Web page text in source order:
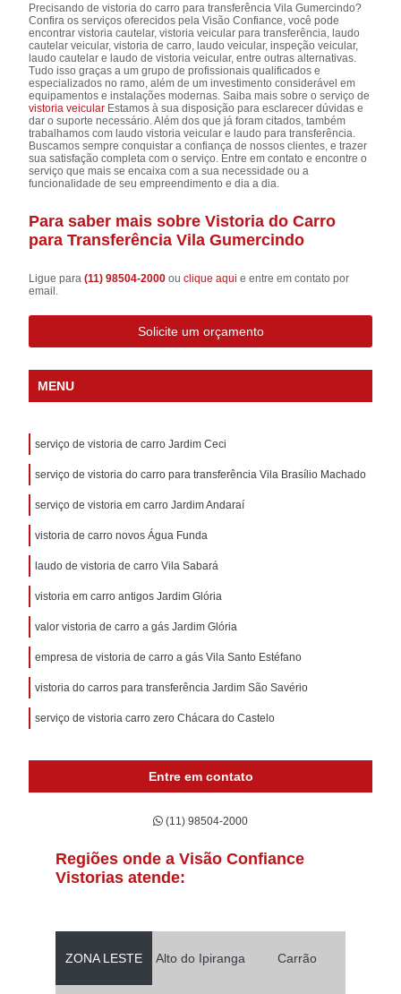
Precisando de vistoria do carro para transferência Vila Gumercindo?
Confira os serviços oferecidos pela Visão Confiance, você pode
encontrar vistoria cautelar, vistoria veicular para transferência, laudo
cautelar veicular, vistoria de carro, laudo veicular, inspeção veicular,
laudo cautelar e laudo de vistoria veicular, entre outras alternativas.
Tudo isso graças a um grupo de profissionais qualificados e
especializados no ramo, além de um investimento considerável em
equipamentos e instalações modernas. Saiba mais sobre o serviço de
vistoria veicular Estamos à sua disposição para esclarecer dúvidas e
dar o suporte necessário. Além dos que já foram citados, também
trabalhamos com laudo vistoria veicular e laudo para transferência.
Buscamos sempre conquistar a confiança de nossos clientes, e trazer
sua satisfação completa com o serviço. Entre em contato e encontre o
serviço que mais se encaixa com a sua necessidade ou a
funcionalidade de seu empreendimento e dia a dia.
Para saber mais sobre Vistoria do Carro
para Transferência Vila Gumercindo
Ligue para(11) 98504-2000ouclique aqui e entre em contato por
email.
Solicite um orçamento
MENU
serviço de vistoria de carro Jardim Ceci
serviço de vistoria do carro para transferência Vila Brasílio Machado
serviço de vistoria em carro Jardim Andaraí
vistoria de carro novos Água Funda
laudo de vistoria de carro Vila Sabará
vistoria em carro antigos Jardim Glória
valor vistoria de carro a gás Jardim Glória
empresa de vistoria de carro a gás Vila Santo Estéfano
vistoria do carros para transferência Jardim São Savério
serviço de vistoria carro zero Chácara do Castelo
Entre em contato
(11) 98504-2000
Regiões onde a Visão Confiance
Vistorias atende:
ZONA LESTE Alto do Ipiranga Carrão